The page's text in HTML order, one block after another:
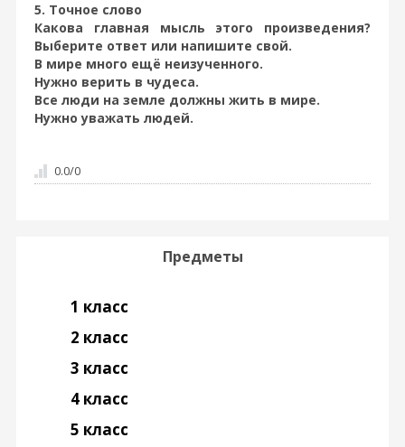
5. Точное слово
Какова главная мысль этого произведения?
Выберите ответ или напишите свой.
В мире много ещё неизученного.
Нужно верить в чудеса.
Все люди на земле должны жить в мире.
Нужно уважать людей.
0.0/0
Предметы
1 класс
2 класс
3 класс
4 класс
5 класс